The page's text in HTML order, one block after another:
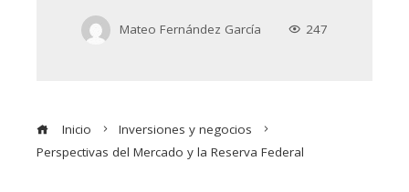
Mateo Fernández García 247
Inicio
Inversiones y negocios
Perspectivas del Mercado y la Reserva Federal